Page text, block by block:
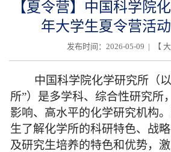
【夏令营】中国科学院
年大学生夏令营活
发布时间：2026-05-09 | 【 大
中国科学院化学研究所（以
所”）是多学科、综合性研究所
影响、高水平的化学研究机构
生了解化学所的科研特色、战
及研究生培养的特色和优势，